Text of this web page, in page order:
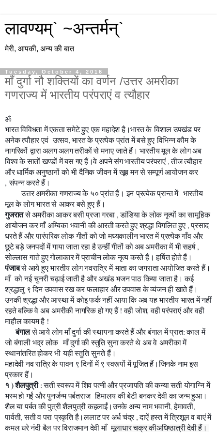
लावण्यम्` ~अन्तर्मन्`
मेरी, आपकी, अन्य की बात
Tuesday, October 4, 2016
माँ दुर्गा नौ शक्तियों का वर्णन /उत्तर अमरीका
गणराज्य में भारतीय परंपराएं व त्यौहार
ॐ
भारत विविधता में एकता समेटे हुए एक महादेश है।भारत के विशाल उपखंड पर
अनेक त्यौहार एवं उत्सव, भारत के प्रत्येक प्रांत में बसे हुए विभिन्न कौम के
नागरिकों द्वारा अलग अलग तरीकों से मनाए जाते हैं। भारतीय मूल के लोग अब
विश्व के सातों खण्डों में बस गए हैं।वे अपने संग भारतीय परंपराएं , तीज त्यौहार
और धार्मिक अनुष्ठानों को भी दैनिक जीवन में खूब मन से सम्पूर्ण आयोजन कर
, संपन्न करते हैं।
उत्तर अमरीका गणराज्य के ५० प्रांत हैं। इन प्रत्येक प्रान्त में भारतीय
मूल के लोग भारत से आकर बसे हुए हैं।
गुजरातसे अमरीका आकर बसी प्रजा गरबा , डांडिया के लोक नृत्यों का सामूहिक
आयोजन कर माँ अम्बिका भवानी की आरती करते हुए श्रद्धा विगलित हुए , प्रसाद
धरते हैं और पारंपरिक लोक गीतों को जो मध्यकालीन भारत में प्रत्येक गाँव और
छूटे बड़े जनपदों में गाया जाता रहा है उन्हीं गीतों को अब अमरीका में भी सहर्ष ,
सोल्लास गाते हुए गोलाकार में प्राचीन लोक नृत्य करते हैं। हर्षित होते हैं।
पंजाबसे आये हुए भारतीय लोग नवरात्रि में माता का जगराता आयोजित करते हैं।
माँ को नई चुनरी चढ़ाई जाती है और अखंड भजन पाठ किया जाता है। कई
श्रद्धालु ९ दिन उपवास रख कर फलाहार और उपवास के व्यंजन ही खाते हैं।
उनकी श्रद्धा और आस्था में कोइ फर्क नहीं आया कि अब यह भारतीय भारत में नहीं
रहते बल्कि वे अब अमरीकी नागरिक हो गए हैं ! वही जोश, वही परंपराएं और वही
माहौल कायम है !
बंगालसे आये लोग माँ दुर्गा की स्थापना करते हैं और बंगाल में प्रात: काल में
जो बंगाली भद्र लोक माँ दुर्गा की स्तुति सुना करते थे अब वे अमरीका में
स्थानांतरित होकर भी यही स्तुति सुनते हैं।
महादेवी नव रात्रि के पावन ९ दिनों में ९ स्वरूपों में पूजित हैं।जिनके नाम इस
प्रकार हैं।
१ ) शैलपुत्री: सती स्वरूप में शिव पत्नी और प्रजापति की कन्या सती योगाग्नि में
भस्म हो गईं और पुनर्जन्म पर्बतराज हिमालय की बेटी बनकर देवी का जन्म हुआ।
शैल या पर्बत की पुत्री शैलपुत्री कहलाईं।उनके अन्य नाम भवानी, हेमावती,
पार्वती, सती व परा प्रकृति है।ललाट पर अर्ध चंद्र , दाऐं हस्त में त्रिशूल व बाएं में
कमल धरे नंदी बैल पर विराजमान देवी माँ मूलाधार चक्र कीअधिष्ठात्री देवी हैं।